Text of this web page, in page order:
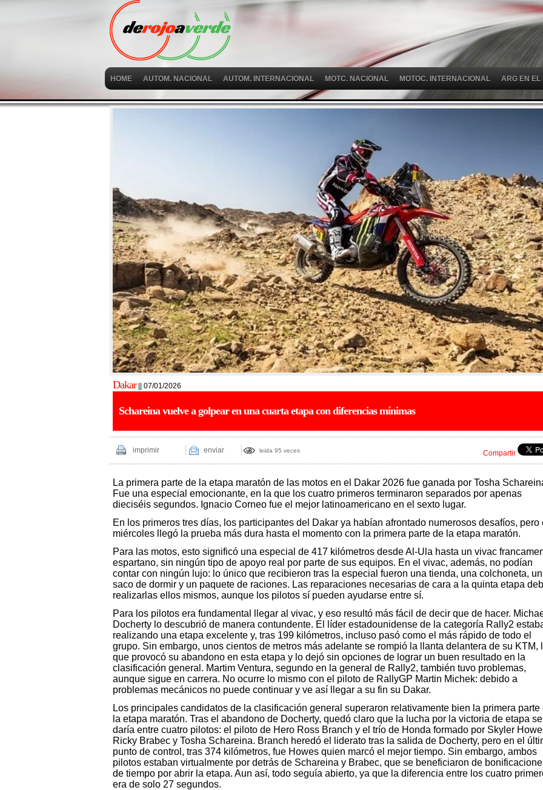
HOME AUTOM. NACIONAL AUTOM. INTERNACIONAL MOTC. NACIONAL MOTOC. INTERNACIONAL ARG EN EL
Dakar|| 07/01/2026
Schareina vuelve a golpear en una cuarta etapa con diferencias mínimas
imprimir enviar leida 95 veces Compartir
La primera parte de la etapa maratón de las motos en el Dakar 2026 fue ganada por Tosha
Fue una especial emocionante, en la que los cuatro primeros terminaron separados por apenas
dieciséis segundos. Ignacio Corneo fue el mejor latinoamericano en el sexto lugar.
En los primeros tres días, los participantes del Dakar ya habían afrontado numerosos desafíos, pero
miércoles llegó la prueba más dura hasta el momento con la primera parte de la etapa maratón.
Para las motos, esto significó una especial de 417 kilómetros desde Al-Ula hasta un vivac
espartano, sin ningún tipo de apoyo real por parte de sus equipos. En el vivac, además, no podían
contar con ningún lujo: lo único que recibieron tras la especial fueron una tienda, una colchoneta, un
saco de dormir y un paquete de raciones. Las reparaciones necesarias de cara a la quinta etapa
realizarlas ellos mismos, aunque los pilotos sí pueden ayudarse entre sí.
Para los pilotos era fundamental llegar al vivac, y eso resultó más fácil de decir que de hacer.
Docherty lo descubrió de manera contundente. El líder estadounidense de la categoría Rally2
realizando una etapa excelente y, tras 199 kilómetros, incluso pasó como el más rápido de todo el
grupo. Sin embargo, unos cientos de metros más adelante se rompió la llanta delantera de su KTM,
que provocó su abandono en esta etapa y lo dejó sin opciones de lograr un buen resultado en la
clasificación general. Martim Ventura, segundo en la general de Rally2, también tuvo problemas,
aunque sigue en carrera. No ocurre lo mismo con el piloto de RallyGP Martin Michek: debido a
problemas mecánicos no puede continuar y ve así llegar a su fin su Dakar.
Los principales candidatos de la clasificación general superaron relativamente bien la primera parte
la etapa maratón. Tras el abandono de Docherty, quedó claro que la lucha por la victoria de etapa se
daría entre cuatro pilotos: el piloto de Hero Ross Branch y el trío de Honda formado por Skyler
Ricky Brabec y Tosha Schareina. Branch heredó el liderato tras la salida de Docherty, pero en el
punto de control, tras 374 kilómetros, fue Howes quien marcó el mejor tiempo. Sin embargo, ambos
pilotos estaban virtualmente por detrás de Schareina y Brabec, que se beneficiaron de
de tiempo por abrir la etapa. Aun así, todo seguía abierto, ya que la diferencia entre los cuatro
era de solo 27 segundos.